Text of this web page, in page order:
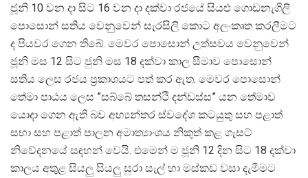
ජූනි 10 වන දා සිට 16 වන දා දක්වා රජයේ සියළු ගොඩනැගිලි
පොසොන් සතිය වෙනුවෙන් සැරසිලි කොට අලංකෘත කරලීමට
ද පියවර ගෙන තිබේ. මෙවර පොසොන් උත්සවය වෙනුවෙන්
ජූනි මස 12 සිට ජුනි මස 18 දක්වා කාල සීමාව පොසොන්
සතිය ලෙස රජය ප්‍රකාශයට පත් කර ඇත. මෙවර පොසොන්
තේමා පාඨය ලෙස ”සබ්බේ තසන්ථි දන්ඩස්ස” යන තේමාව
යොදා ගෙන ඇති බව අභ්‍යන්තර ස්වදේශ කටයුතු සහ පළාත්
සභා සහ පළාත් පාලන අමාත්‍යාංශය නිකුත් කළ ගැසට්
නිවේදනයේ සඳහන් වෙයි. එමෙන් ම ජූනි 12 දින සිට 18 දක්වා
කාලය අතුළ සියලු සියලු සුරා සැල් හා මස්කඩ වසා දැමීමට